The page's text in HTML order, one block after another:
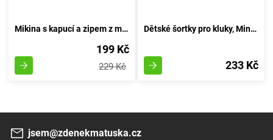
Mikina s kapucí a zipem z mikrofleecu, Pidilidi, PD1070-02, chlapec - 86/92 | 18-24 měsíců
199 Kč
229 Kč
Dětské šortky pro kluky, Minoti, Springs 5, odstín zelený - velikost 92/98 | pro věk 2-3 let
233 Kč
jsem@zdenekmatuska.cz